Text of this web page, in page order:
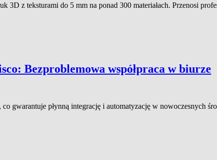
z teksturami do 5 mm na ponad 300 materiałach. Przenosi
Bezproblemowa współpraca w biurze
gwarantuje płynną integrację i automatyzację w nowoczesnych